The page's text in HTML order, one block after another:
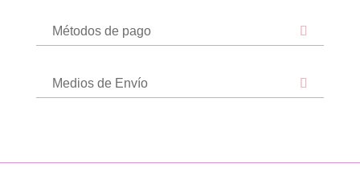
Métodos de pago
Medios de Envío